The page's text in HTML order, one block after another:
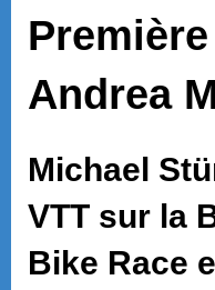
Andrea
Michael
VTT sur la
Bike Race